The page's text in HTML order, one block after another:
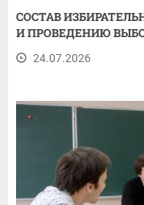
СОСТАВ
И ПРОВЕДЕНИЮ
24.07.2026